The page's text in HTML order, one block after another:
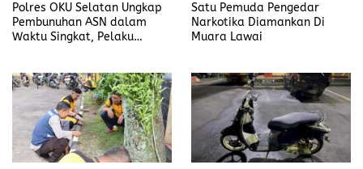
Polres OKU Selatan Ungkap
Pembunuhan ASN dalam
Waktu Singkat, Pelaku
Satu Pemuda Pengedar
Narkotika Diamankan Di
Muara Lawai